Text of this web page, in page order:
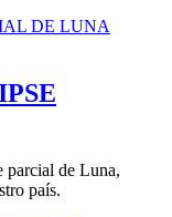
parcial de Luna,
país.